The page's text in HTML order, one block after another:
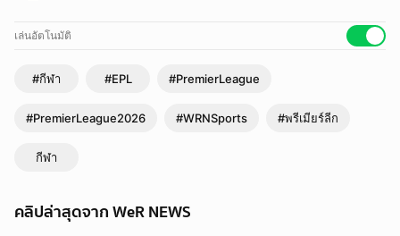
เล่นอัตโนมัติ
#กีฬา #EPL #PremierLeague
#PremierLeague2026 #WRNSports #พรีเมียร์ลีก
กีฬา
คลิปล่าสุดจาก WeR NEWS